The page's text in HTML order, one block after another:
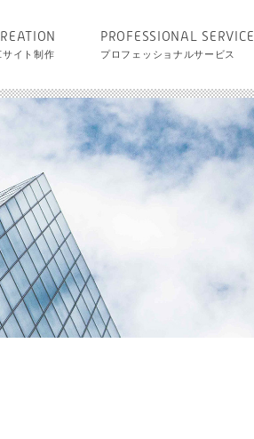
サイト制作
PROFESSIONAL SERVICE
プロフェッショナルサービス